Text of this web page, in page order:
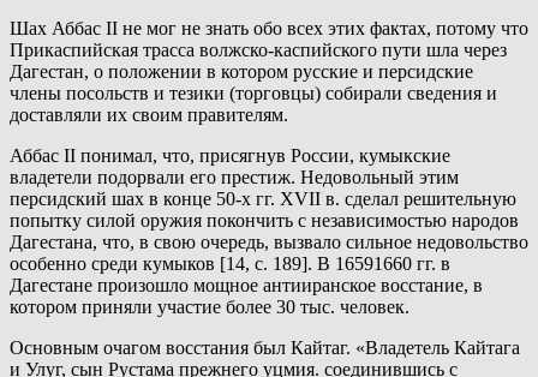
Шах Аббас II не мог не знать обо всех этих фактах, потому что
Прикаспийская трасса волжско-каспийского пути шла через
Дагестан, о положении в котором русские и персидские
члены посольств и тезики (торговцы) собирали сведения и
доставляли их своим правителям.
Аббас II понимал, что, присягнув России, кумыкские
владетели подорвали его престиж. Недовольный этим
персидский шах в конце 50-х гг. XVII в. сделал решительную
попытку силой оружия покончить с независимостью народов
Дагестана, что, в свою очередь, вызвало сильное недовольство
особенно среди кумыков [14, с. 189]. В 16591660 гг. в
Дагестане произошло мощное антииранское восстание, в
котором приняли участие более 30 тыс. человек.
Основным очагом восстания был Кайтаг. «Владетель Кайтага
и Улуг, сын Рустама прежнего уцмия. соединившись с